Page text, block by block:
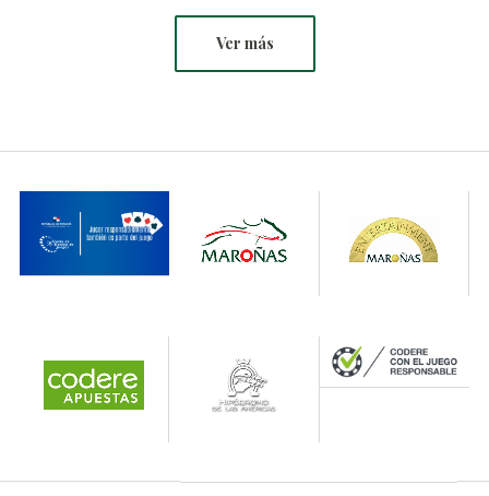
Ver más